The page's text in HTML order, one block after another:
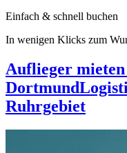
Einfach & schnell buchen
In wenigen Klicks zum
Auflieger
Dortmund
Ruhrgebiet